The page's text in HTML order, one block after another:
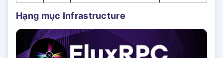
Hạng mục Infrastructure